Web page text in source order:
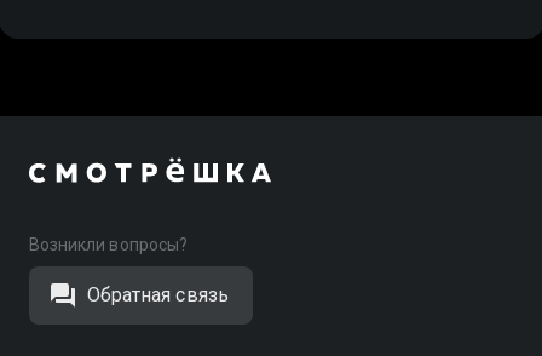
Возникли вопросы?
Обратная связь